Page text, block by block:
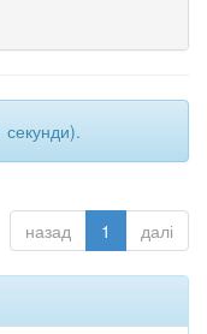
секунди).
назад 1 далі